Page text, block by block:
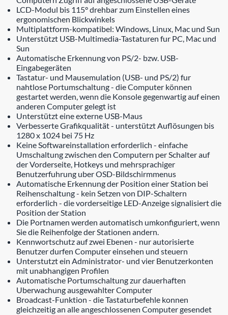
LCD-Modul bis 115° drehbar zum Einstellen eines
ergonomischen Blickwinkels
Multiplattform-kompatibel: Windows, Linux, Mac und Sun
Unterstützt USB-Multimedia-Tastaturen fur PC, Mac und
Sun
Automatische Erkennung von PS/2- bzw. USB-
Eingabegeräten
Tastatur- und Mausemulation (USB- und PS/2) fur
nahtlose Portumschaltung - die Computer können
gestartet werden, wenn die Konsole gegenwartig auf einen
anderen Computer gelegt ist
Unterstützt eine externe USB-Maus
Verbesserte Grafikqualität - unterstützt Auflösungen bis
1280 x 1024 bei 75 Hz
Keine Softwareinstallation erforderlich - einfache
Umschaltung zwischen den Computern per Schalter auf
der Vorderseite, Hotkeys und mehrsprachiger
Benutzerfuhrung uber OSD-Bildschirmmenus
Automatische Erkennung der Position einer Station bei
Reihenschaltung - kein Setzen von DIP-Schaltern
erforderlich - die vorderseitige LED-Anzeige signalisiert die
Position der Station
Die Portnamen werden automatisch umkonfiguriert, wenn
Sie die Reihenfolge der Stationen andern.
Kennwortschutz auf zwei Ebenen - nur autorisierte
Benutzer durfen Computer einsehen und steuern
Unterstutzt ein Administrator- und vier Benutzerkonten
mit unabhangigen Profilen
Automatische Portumschaltung zur dauerhaften
Uberwachung ausgewahlter Computer
Broadcast-Funktion - die Tastaturbefehle konnen
gleichzeitig an alle angeschlossenen Computer gesendet